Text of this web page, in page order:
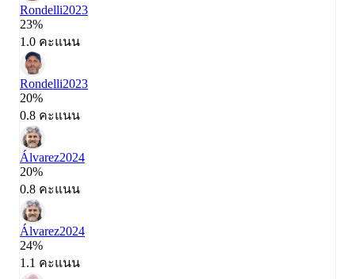
Rondelli2023
23%
1.0 คะแนน
Rondelli2023
20%
0.8 คะแนน
Álvarez2024
20%
0.8 คะแนน
Álvarez2024
24%
1.1 คะแนน